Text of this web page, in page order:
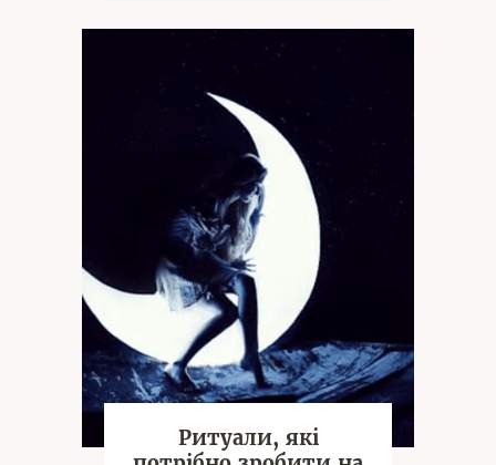
Ритуали, які